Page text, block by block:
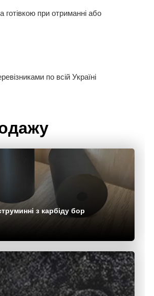
при отриманні або
по всій Україні
з карбіду бор